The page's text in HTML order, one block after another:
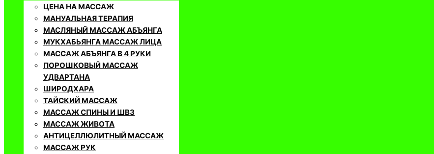
ЦЕНА НА МАССАЖ
МАНУАЛЬНАЯ ТЕРАПИЯ
МАСЛЯНЫЙ МАССАЖ АБЪЯНГА
МУКХАБЬЯНГА МАССАЖ ЛИЦА
МАССАЖ АБЪЯНГА В 4 РУКИ
ПОРОШКОВЫЙ МАССАЖ
УДВАРТАНА
ШИРОДХАРА
ТАЙСКИЙ МАССАЖ
МАССАЖ СПИНЫ И ШВЗ
МАССАЖ ЖИВОТА
АНТИЦЕЛЛЮЛИТНЫЙ МАССАЖ
МАССАЖ РУК